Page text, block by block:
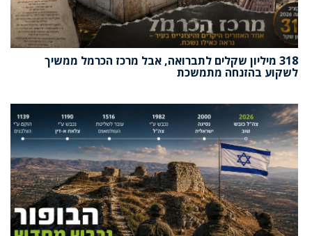
318 מיליון שקלים לתברואה, אבל מרכז הכרמל ממשיך
לשקוע בהזנחה מתמשכת